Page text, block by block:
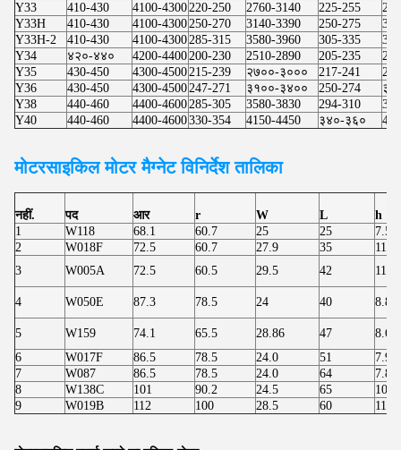
Y33
410-430 4100-4300220-250 2760-3140 225-255
Y33H
410-430 4100-4300250-270 3140-3390 250-275
Y33H-2
410-430 4100-4300285-315 3580-3960 305-335
Y34
४२०-४४० 4200-4400200-230 2510-2890 205-235
Y35
430-450 4300-4500215-239 २७००-३००० 217-241
Y36
430-450 4300-4500247-271 ३१००-३४०० 250-274
Y38
440-460 4400-4600285-305 3580-3830 294-310
Y40
440-460 4400-4600330-354 4150-4450 ३४०-३६०
मोटरसाइकिल मोटर मैग्नेट विनिर्देश तालिका
नहीं. पद आर r W L
h
1
W118 68.1 60.7 25 25
7.50
2
W018F 72.5 60.7 27.9 35
3
W005A 72.5 60.5 29.5 42
4 W050E 87.3 78.5 24 40 8.80
5 W159 74.1 65.5 28.86 47
8.60
6
W017F 86.5 78.5 24.0 51
7.90
7
W087 86.5 78.5 24.0 64
7.80
8
W138C 101 90.2 24.5 65
10.8
9
W019B 112 100 28.5 60